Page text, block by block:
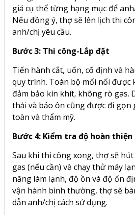
giá cụ thể từng hạng mục để
Nếu đồng ý, thợ sẽ lên lịch thi
anh/chị yêu cầu.
Bước 3: Thi công-Lắp đặt
Tiến hành cắt, uốn, cố định và
quy trình. Toàn bộ mối nối được
đảm bảo kín khít, không rò gas.
thải và bảo ôn cũng được đi gọn
toàn và thẩm mỹ.
Bước 4: Kiểm tra độ hoàn thiện
Sau khi thi công xong, thợ sẽ
gas (nếu cần) và chạy thử máy
năng làm lạnh, độ ồn và độ ổn
vận hành bình thường, thợ sẽ
dẫn anh/chị cách sử dụng.